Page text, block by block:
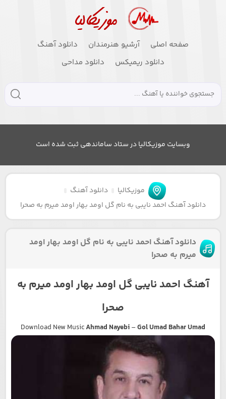
صفحه اصلی آرشیو هنرمندان
دانلود آهنگ
دانلود ریمیکس
دانلود مداحی
وبسایت موزیکالیا در ستاد ساماندهی ثبت شده است
موزیکالیا
دانلود آهنگ
دانلود آهنگ احمد نایبی به نام گل اومد بهار اومد میرم به صحرا
دانلود آهنگ احمد نایبی به نام گل اومد بهار اومد
میرم به صحرا
آهنگ احمد نایبی گل اومد بهار اومد میرم به
صحرا
Download New MusicAhmad Nayebi–Gol Umad Bahar Umad